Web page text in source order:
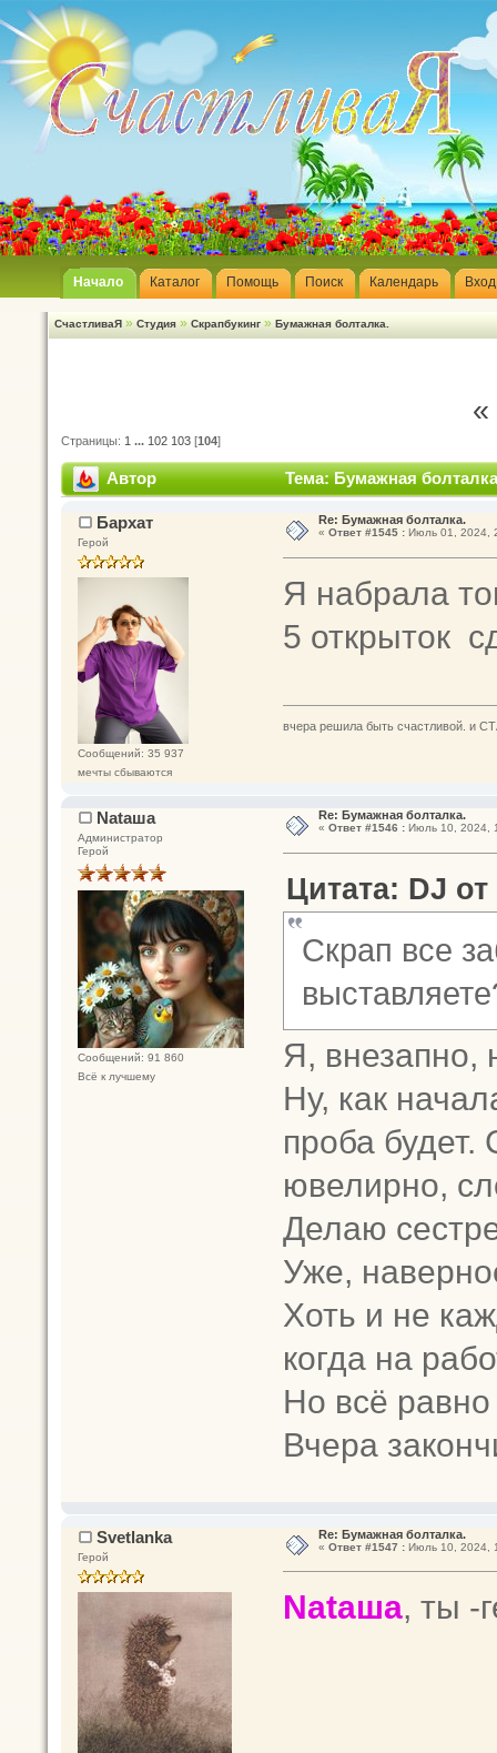
Начало Каталог Помощь Поиск Календарь Вход
СчастливаЯ » Студия » Скрапбукинг » Бумажная болталка.
Страницы: 1 ... 102 103 [104]
Автор Тема: Бумажная
Бархат
Герой
Сообщений: 35 937
мечты сбываются
Re: Бумажная болталка.
« Ответ #1545 :Июль 01, 2024,
Я набрала
5 открыток
вчера решила быть счастливой. и
Nataшa
Администратор
Герой
Сообщений: 91 860
Всё к лучшему
Re: Бумажная болталка.
« Ответ #1546 :Июль 10, 2024,
Цитата: DJ
Скрап все
Я, внезапно,
Ну, как
проба
ювелирно,
Делаю
Уже,
Хоть и не
когда на
Но всё
Вчера
Svetlanka
Герой
Re: Бумажная болталка.
« Ответ #1547 :Июль 10, 2024,
Nataшa, ты -